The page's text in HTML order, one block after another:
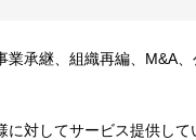
業承継、組織再編、M&A
対してサービス提供して